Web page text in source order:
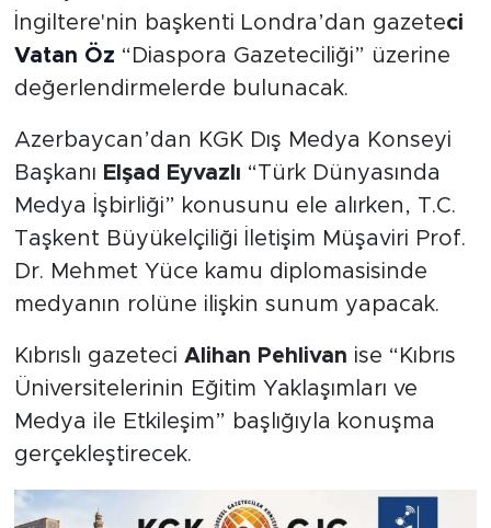
İngiltere'nin başkenti Londra’dan gazeteci
Vatan Öz “Diaspora Gazeteciliği” üzerine
değerlendirmelerde bulunacak.
Azerbaycan’dan KGK Dış Medya Konseyi
Başkanı Elşad Eyvazlı “Türk Dünyasında
Medya İşbirliği” konusunu ele alırken, T.C.
Taşkent Büyükelçiliği İletişim Müşaviri Prof.
Dr. Mehmet Yüce kamu diplomasisinde
medyanın rolüne ilişkin sunum yapacak.
Kıbrıslı gazeteci Alihan Pehlivan ise “Kıbrıs
Üniversitelerinin Eğitim Yaklaşımları ve
Medya ile Etkileşim” başlığıyla konuşma
gerçekleştirecek.